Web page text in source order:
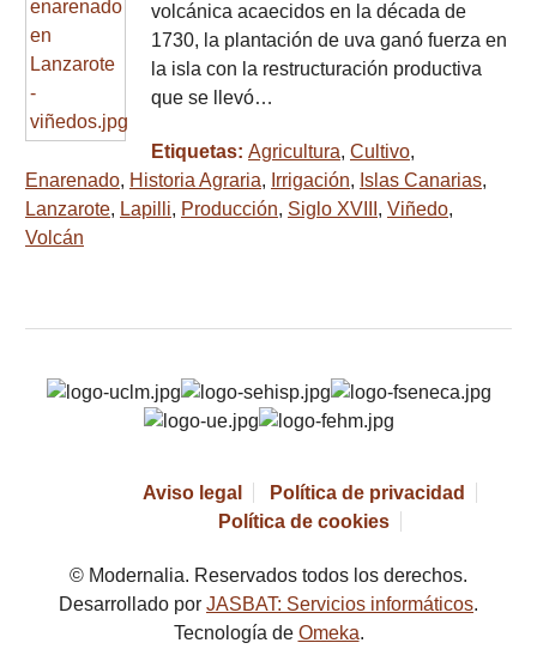
volcánica acaecidos en la década de
1730, la plantación de uva ganó fuerza en
la isla con la restructuración productiva
que se llevó…
Etiquetas: Agricultura, Cultivo,
Enarenado, Historia Agraria, Irrigación, Islas Canarias,
Lanzarote, Lapilli, Producción, Siglo XVIII , Viñedo,
Volcán
Aviso legal
Política de privacidad
Política de cookies
© Modernalia. Reservados todos los derechos.
Desarrollado por JASBAT: Servicios informáticos.
Tecnología de Omeka.